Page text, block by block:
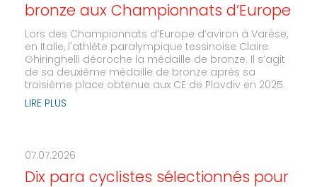
bronze aux Championnats d’Europe
Lors des Championnats d’Europe d’aviron à Varèse,
en Italie, l'athlète paralympique tessinoise Claire
Ghiringhelli décroche la médaille de bronze. Il s’agit
de sa deuxième médaille de bronze après sa
troisième place obtenue aux CE de Plovdiv en 2025.
LIRE PLUS
07.07.2026
Dix para cyclistes sélectionnés pour